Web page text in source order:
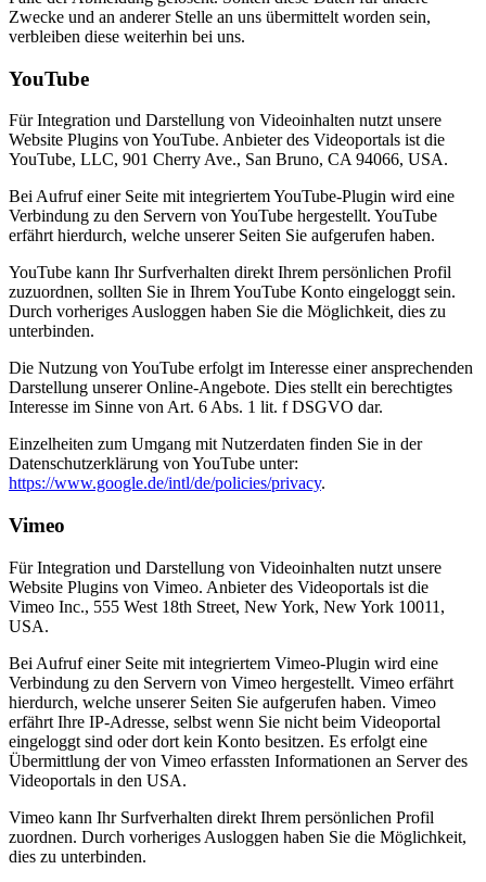
Zwecke und an anderer Stelle an uns übermittelt worden sein,
verbleiben diese weiterhin bei uns.
YouTube
Für Integration und Darstellung von Videoinhalten nutzt unsere
Website Plugins von YouTube. Anbieter des Videoportals ist die
YouTube, LLC, 901 Cherry Ave., San Bruno, CA 94066, USA.
Bei Aufruf einer Seite mit integriertem YouTube-Plugin wird eine
Verbindung zu den Servern von YouTube hergestellt. YouTube
erfährt hierdurch, welche unserer Seiten Sie aufgerufen haben.
YouTube kann Ihr Surfverhalten direkt Ihrem persönlichen Profil
zuzuordnen, sollten Sie in Ihrem YouTube Konto eingeloggt sein.
Durch vorheriges Ausloggen haben Sie die Möglichkeit, dies zu
unterbinden.
Die Nutzung von YouTube erfolgt im Interesse einer ansprechenden
Darstellung unserer Online-Angebote. Dies stellt ein berechtigtes
Interesse im Sinne von Art. 6 Abs. 1 lit. f DSGVO dar.
Einzelheiten zum Umgang mit Nutzerdaten finden Sie in der
Datenschutzerklärung von YouTube unter:
https://www.google.de/intl/de/policies/privacy.
Vimeo
Für Integration und Darstellung von Videoinhalten nutzt unsere
Website Plugins von Vimeo. Anbieter des Videoportals ist die
Vimeo Inc., 555 West 18th Street, New York, New York 10011,
USA.
Bei Aufruf einer Seite mit integriertem Vimeo-Plugin wird eine
Verbindung zu den Servern von Vimeo hergestellt. Vimeo erfährt
hierdurch, welche unserer Seiten Sie aufgerufen haben. Vimeo
erfährt Ihre IP-Adresse, selbst wenn Sie nicht beim Videoportal
eingeloggt sind oder dort kein Konto besitzen. Es erfolgt eine
Übermittlung der von Vimeo erfassten Informationen an Server des
Videoportals in den USA.
Vimeo kann Ihr Surfverhalten direkt Ihrem persönlichen Profil
zuordnen. Durch vorheriges Ausloggen haben Sie die Möglichkeit,
dies zu unterbinden.